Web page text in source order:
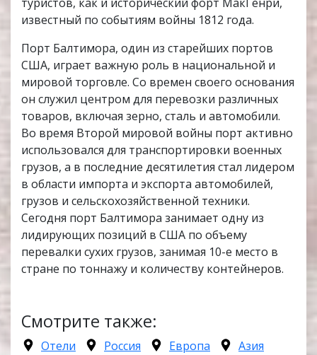
известный по событиям войны 1812 года.
Порт Балтимора, один из старейших портов
США, играет важную роль в национальной и
мировой торговле. Со времен своего основания
он служил центром для перевозки различных
товаров, включая зерно, сталь и автомобили.
Во время Второй мировой войны порт активно
использовался для транспортировки военных
грузов, а в последние десятилетия стал лидером
в области импорта и экспорта автомобилей,
грузов и сельскохозяйственной техники.
Сегодня порт Балтимора занимает одну из
лидирующих позиций в США по объему
перевалки сухих грузов, занимая 10-е место в
стране по тоннажу и количеству контейнеров.
Смотрите также:
Отели Россия Европа
Азия